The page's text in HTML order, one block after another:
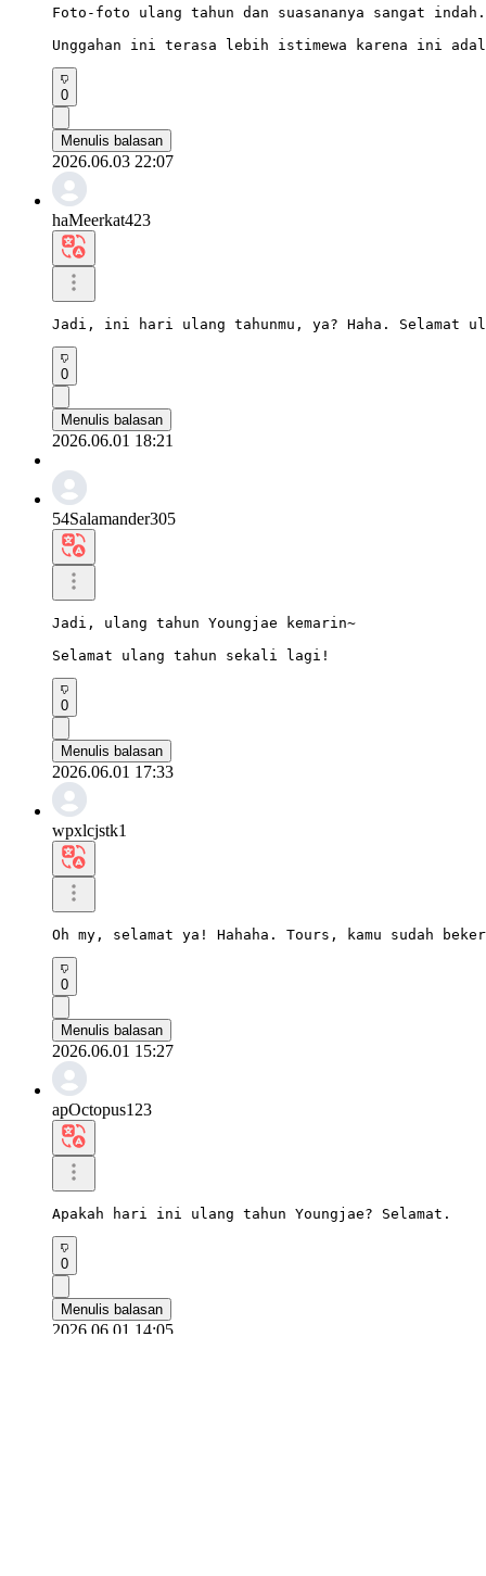
Foto-foto ulang tahun dan suasananya sangat indah.
Unggahan ini terasa lebih istimewa karena ini
0
Menulis balasan
2026.06.03 22:07
haMeerkat423
Jadi, ini hari ulang tahunmu, ya? Haha. Selamat
0
Menulis balasan
2026.06.01 18:21
54Salamander305
Jadi, ulang tahun Youngjae kemarin~
Selamat ulang tahun sekali lagi!
0
Menulis balasan
2026.06.01 17:33
wpxlcjstk1
Oh my, selamat ya! Hahaha. Tours, kamu sudah
0
Menulis balasan
2026.06.01 15:27
apOctopus123
Apakah hari ini ulang tahun Youngjae? Selamat.
0
Menulis balasan
2026.06.01 14:05